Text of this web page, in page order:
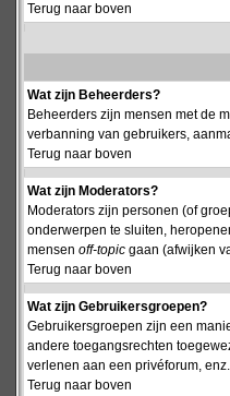
Terug naar boven
Wat zijn Beheerders?
Beheerders zijn mensen met de
verbanning van gebruikers,
Terug naar boven
Wat zijn Moderators?
Moderators zijn personen (of
onderwerpen te sluiten,
mensen off-topic gaan (afwijken
Terug naar boven
Wat zijn Gebruikersgroepen?
Gebruikersgroepen zijn een
andere toegangsrechten
verlenen aan een privéforum, enz.
Terug naar boven